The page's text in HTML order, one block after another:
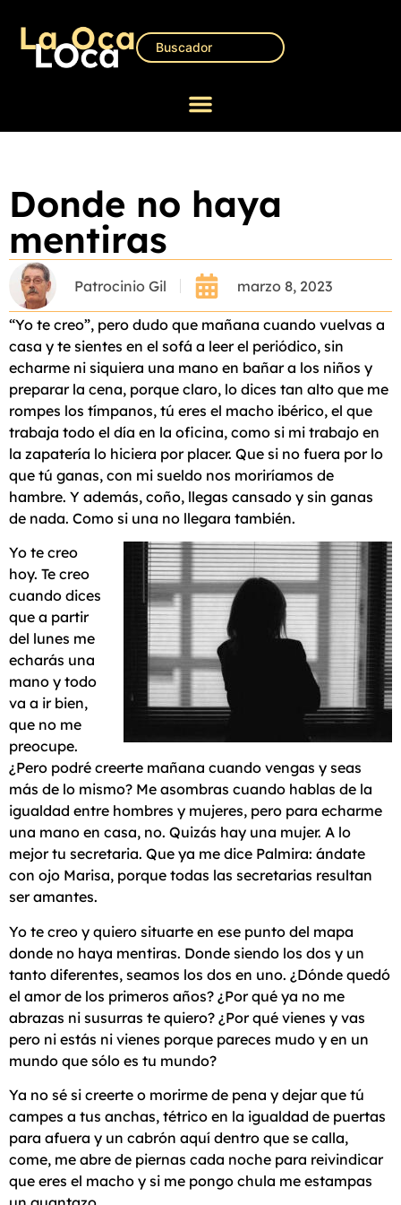
Donde no haya
mentiras
Patrocinio Gil marzo 8, 2023
“Yo te creo”, pero dudo que mañana cuando vuelvas a
casa y te sientes en el sofá a leer el periódico, sin
echarme ni siquiera una mano en bañar a los niños y
preparar la cena, porque claro, lo dices tan alto que me
rompes los tímpanos, tú eres el macho ibérico, el que
trabaja todo el día en la oficina, como si mi trabajo en
la zapatería lo hiciera por placer. Que si no fuera por lo
que tú ganas, con mi sueldo nos moriríamos de
hambre. Y además, coño, llegas cansado y sin ganas
de nada. Como si una no llegara también.
Yo te creo
hoy. Te creo
cuando dices
que a partir
del lunes me
echarás una
mano y todo
va a ir bien,
que no me
preocupe.
¿Pero podré creerte mañana cuando vengas y seas
más de lo mismo? Me asombras cuando hablas de la
igualdad entre hombres y mujeres, pero para echarme
una mano en casa, no. Quizás hay una mujer. A lo
mejor tu secretaria. Que ya me dice Palmira: ándate
con ojo Marisa, porque todas las secretarias resultan
ser amantes.
Yo te creo y quiero situarte en ese punto del mapa
donde no haya mentiras. Donde siendo los dos y un
tanto diferentes, seamos los dos en uno. ¿Dónde quedó
el amor de los primeros años? ¿Por qué ya no me
abrazas ni susurras te quiero? ¿Por qué vienes y vas
pero ni estás ni vienes porque pareces mudo y en un
mundo que sólo es tu mundo?
Ya no sé si creerte o morirme de pena y dejar que tú
campes a tus anchas, tétrico en la igualdad de puertas
para afuera y un cabrón aquí dentro que se calla,
come, me abre de piernas cada noche para reivindicar
que eres el macho y si me pongo chula me estampas